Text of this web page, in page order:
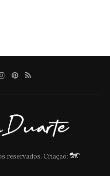
reservados. Criação: